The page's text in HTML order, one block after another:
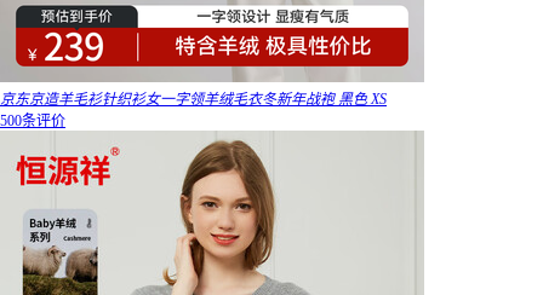
京东京造羊毛衫针织衫女一字领羊绒毛衣冬新年战袍 黑色 XS
500条评价